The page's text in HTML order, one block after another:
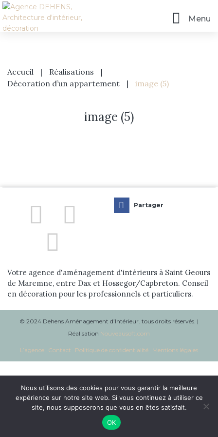
Menu
Prestations
Contact
Accueil | Réalisations
|
Décoration d’un appartement
| image (5)
image (5)
Votre agence d'aménagement d'intérieurs à Saint Geours
de Maremne, entre Dax et Hossegor/Capbreton. Conseil
en décoration pour les professionnels et particuliers.
Partager
© 2024 Dehens Aménagement d’Intérieur. tous droits réservés. |
Réalisation Nouveausoft.com
L’agence Contact Politique de confidentialité Mentions légales
Nous utilisons des cookies pour vous garantir la meilleure
expérience sur notre site web. Si vous continuez à utiliser ce
site, nous supposerons que vous en êtes satisfait.
OK